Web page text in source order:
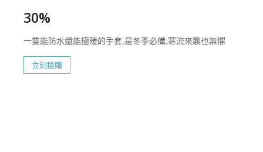
30%
一雙能防水還能極暖的手套,是冬季必備,寒流來襲也無懼
立刻搶購